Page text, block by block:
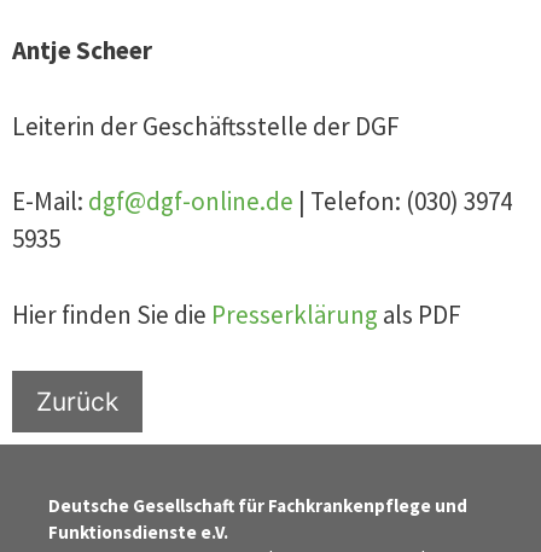
Antje Scheer
Leiterin der Geschäftsstelle der DGF
E-Mail: dgf@dgf-online.de | Telefon: (030) 3974
5935
Hier finden Sie die Presserklärung als PDF
Zurück
Deutsche Gesellschaft für Fachkrankenpflege und
Funktionsdienste e.V.